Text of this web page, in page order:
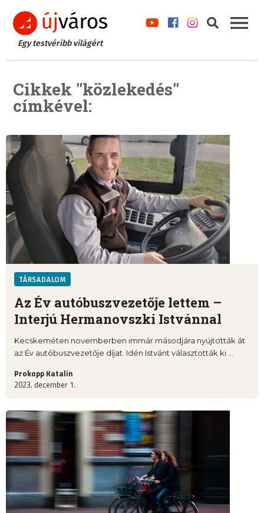
Egy testvéribb világért
Cikkek "közlekedés"
címkével:
TÁRSADALOM
Az Év autóbuszvezetője lettem –
Interjú Hermanovszki Istvánnal
Kecskeméten novemberben immár másodjára nyújtották át
az Év autóbuszvezetője díjat. Idén Istvánt választották ki ...
Prokopp Katalin
2023. december 1.